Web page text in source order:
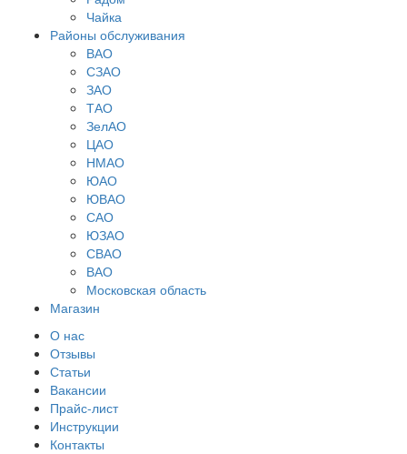
Чайка
Районы обслуживания
ВАО
СЗАО
ЗАО
ТАО
ЗелАО
ЦАО
НМАО
ЮАО
ЮВАО
САО
ЮЗАО
СВАО
ВАО
Московская область
Магазин
О нас
Отзывы
Статьи
Вакансии
Прайс-лист
Инструкции
Контакты